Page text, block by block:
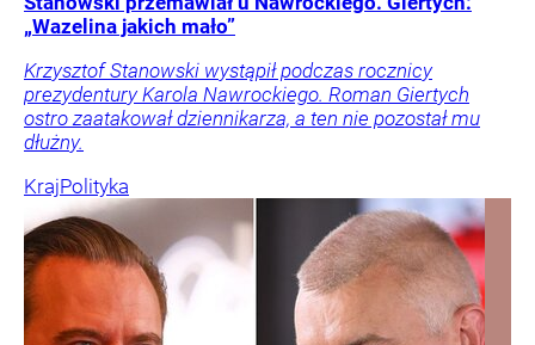
„Wazelina jakich mało”
Krzysztof Stanowski wystąpił podczas rocznicy
prezydentury Karola Nawrockiego. Roman Giertych
ostro zaatakował dziennikarza, a ten nie pozostał mu
dłużny.
KrajPolityka